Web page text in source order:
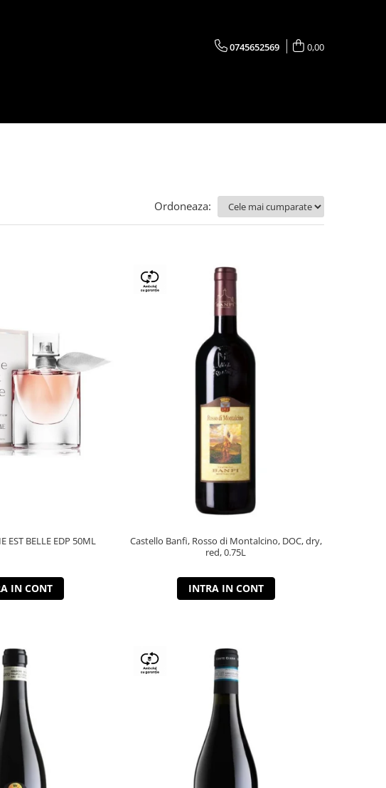
0745652569 0,00
Ordoneaza:
EST BELLE EDP 50ML
IN CONT
Castello Banfi, Rosso di Montalcino, DOC, dry,
red, 0.75L
INTRA IN CONT